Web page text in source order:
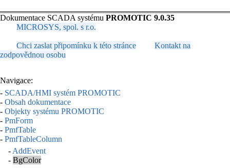
Dokumentace SCADA systému PROMOTIC 9.0.35
MICROSYS, spol. s r.o.
Chci zaslat připomínku k této stránce
Kontakt na
zodpovědnou osobu
Navigace:
- SCADA/HMI systém PROMOTIC
- Obsah dokumentace
- Objekty systému PROMOTIC
- PmForm
- PmfTable
- PmfTableColumn
-AddEvent
- BgColor